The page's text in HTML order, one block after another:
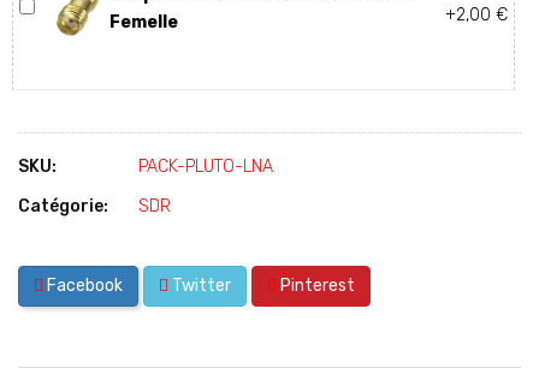
Femelle
+2,00 €
SKU:
PACK-PLUTO-LNA
Catégorie:
SDR
Facebook Twitter Pinterest